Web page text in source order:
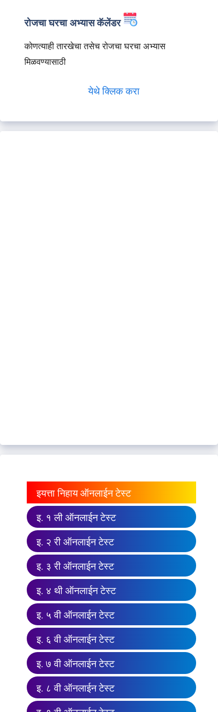
रोजचा घरचा अभ्यास कॅलेंडर
कोणत्याही तारखेचा तसेच रोजचा घरचा अभ्यास
मिळवण्यासाठी
येथे क्लिक करा
इयत्ता निहाय ऑनलाईन टेस्ट
इ. १ ली ऑनलाईन टेस्ट
इ. २ री ऑनलाईन टेस्ट
इ. ३ री ऑनलाईन टेस्ट
इ. ४ थी ऑनलाईन टेस्ट
इ. ५ वी ऑनलाईन टेस्ट
इ. ६ वी ऑनलाईन टेस्ट
इ. ७ वी ऑनलाईन टेस्ट
इ. ८ वी ऑनलाईन टेस्ट